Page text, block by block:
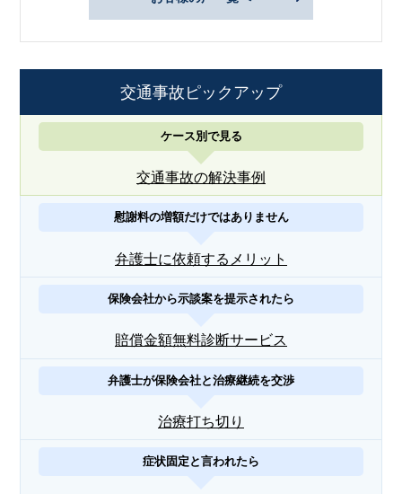
交通事故ピックアップ
ケース別で見る
交通事故の解決事例
慰謝料の増額だけではありません
弁護士に依頼するメリット
保険会社から示談案を提示されたら
賠償金額無料診断サービス
弁護士が保険会社と治療継続を交渉
治療打ち切り
症状固定と言われたら